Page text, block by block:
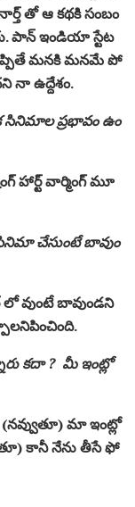
తో ఆ కథకి సంబం
పాన్ ఇండియా స్టేట
తప్పితే మనకి మనమే పో
నా ఉద్దేశం.
సినిమాల ప్రభావం ఉం
హార్ట్ వార్మింగ్ మూ
చేసుంటే బావుం
వుంటే బావుండని
కదా ? మీ ఇంట్లో
మా ఇంట్లో
కానీ నేను తీసే ఫో